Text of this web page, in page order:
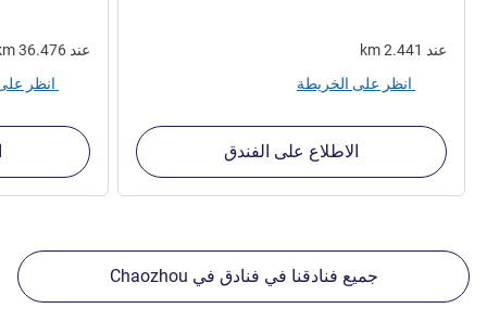
عند km2.441
الاطلاع على الفندق
عند36.476
جميع فنادقنا في فنادق في Chaozhou